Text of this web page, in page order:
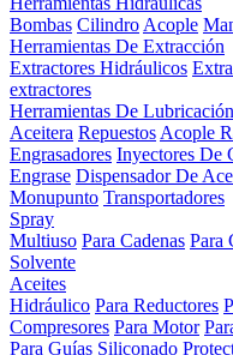
Bombas Cilindro Acople
Herramientas De Extracción
Extractores Hidráulicos
extractores
Herramientas De Lubricación
Aceitera Repuestos Acople
Engrasadores Inyectores De
Engrase Dispensador De
Monupunto Transportadores
Spray
Multiuso Para Cadenas Para
Solvente
Aceites
Hidráulico Para Reductores
Compresores Para Motor
Para Guías Siliconado